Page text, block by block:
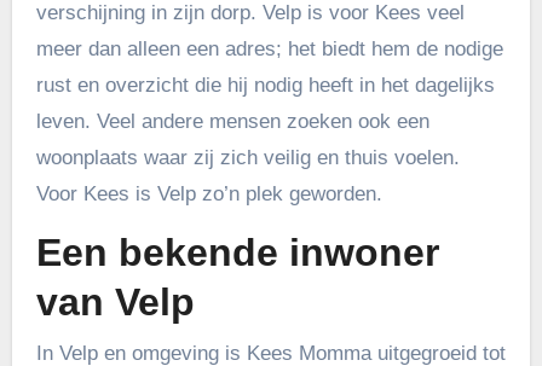
verschijning in zijn dorp. Velp is voor Kees veel
meer dan alleen een adres; het biedt hem de nodige
rust en overzicht die hij nodig heeft in het dagelijks
leven. Veel andere mensen zoeken ook een
woonplaats waar zij zich veilig en thuis voelen.
Voor Kees is Velp zo’n plek geworden.
Een bekende inwoner
van Velp
In Velp en omgeving is Kees Momma uitgegroeid tot